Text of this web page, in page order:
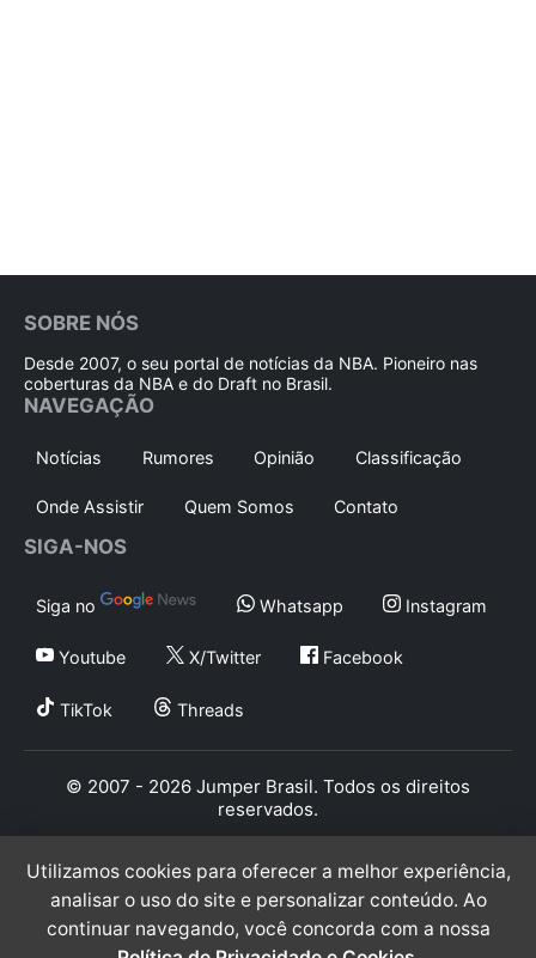
SOBRE NÓS
Desde 2007, o seu portal de notícias da NBA. Pioneiro nas
coberturas da NBA e do Draft no Brasil.
NAVEGAÇÃO
Notícias Rumores Opinião Classificação
Onde Assistir Quem Somos Contato
SIGA-NOS
Siga no Whatsapp Instagram
Youtube X/Twitter Facebook
TikTok Threads
© 2007 - 2026 Jumper Brasil. Todos os direitos
reservados.
Utilizamos cookies para oferecer a melhor experiência,
analisar o uso do site e personalizar conteúdo. Ao
continuar navegando, você concorda com a nossa